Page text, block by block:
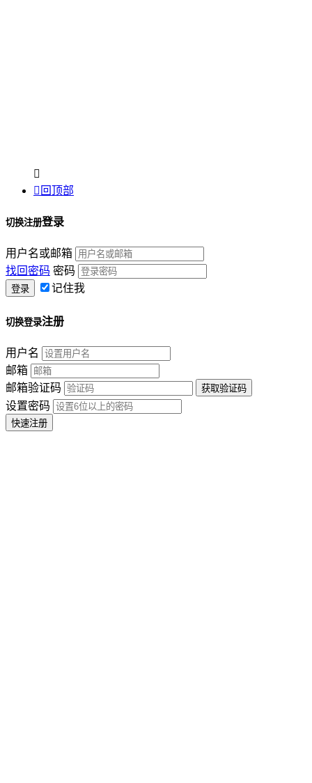

 回顶部
切换注册登录
用户名或邮箱
找回密码 密码
记住我
切换登录注册
用户名
邮箱
邮箱验证码
设置密码